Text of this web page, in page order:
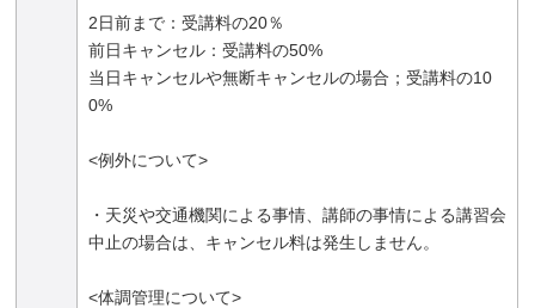
2日前まで：受講料の20％
前日キャンセル：受講料の50%
当日キャンセルや無断キャンセルの場合；受講料の10
0%
<例外について>
・天災や交通機関による事情、講師の事情による講習会
中止の場合は、キャンセル料は発生しません。
<体調管理について>